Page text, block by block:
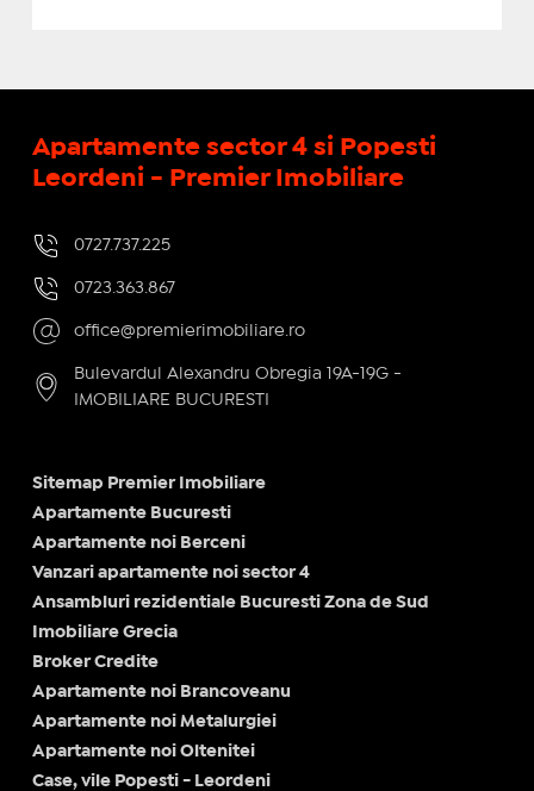
Apartamente sector 4 si Popesti
Leordeni - Premier Imobiliare
0727.737.225
0723.363.867
office@premierimobiliare.ro
Bulevardul Alexandru Obregia 19A-19G -
IMOBILIARE BUCURESTI
Sitemap Premier Imobiliare
Apartamente Bucuresti
Apartamente noi Berceni
Vanzari apartamente noi sector 4
Ansambluri rezidentiale Bucuresti Zona de Sud
Imobiliare Grecia
Broker Credite
Apartamente noi Brancoveanu
Apartamente noi Metalurgiei
Apartamente noi Oltenitei
Case, vile Popesti - Leordeni